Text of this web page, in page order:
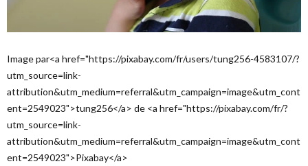
Image par<a href="https://pixabay.com/fr/users/tung256-4583107/?
utm_source=link-
attribution&utm_medium=referral&utm_campaign=image&utm_cont
ent=2549023">tung256</a> de <a href="https://pixabay.com/fr/?
utm_source=link-
attribution&utm_medium=referral&utm_campaign=image&utm_cont
ent=2549023">Pixabay</a>